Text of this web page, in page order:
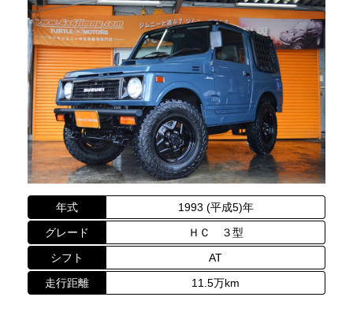
年式
1993 (平成5)年
グレード
ＨＣ ３型
シフト
AT
走行距離
11.5万km